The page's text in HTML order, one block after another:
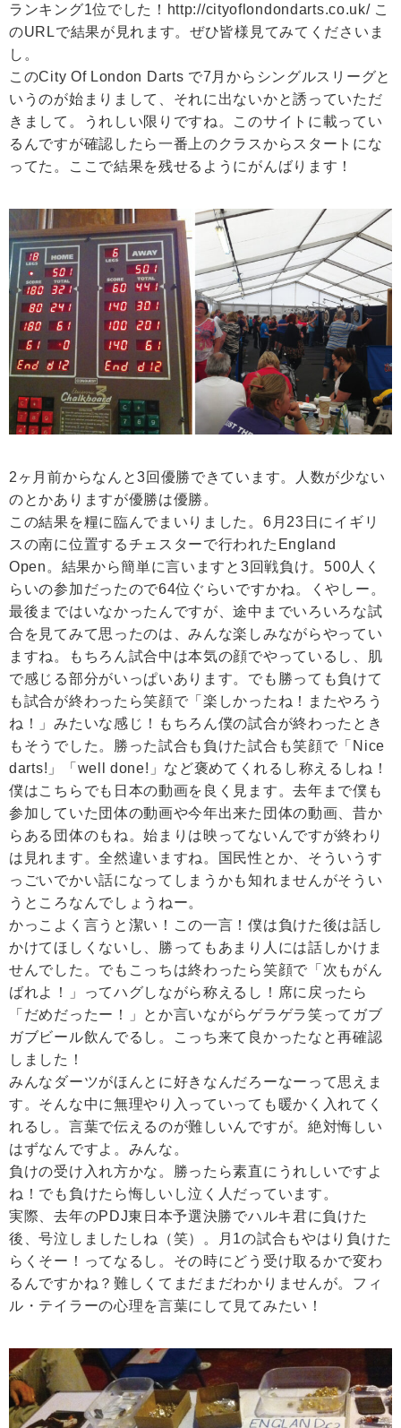
ランキング1位でした！http://cityoflondondarts.co.uk/ こ
のURLで結果が見れます。ぜひ皆様見てみてくださいま
し。
このCity Of London Darts で7月からシングルスリーグと
いうのが始まりまして、それに出ないかと誘っていただ
きまして。うれしい限りですね。このサイトに載ってい
るんですが確認したら一番上のクラスからスタートにな
ってた。ここで結果を残せるようにがんばります！
2ヶ月前からなんと3回優勝できています。人数が少ない
のとかありますが優勝は優勝。
この結果を糧に臨んでまいりました。6月23日にイギリ
スの南に位置するチェスターで行われたEngland
Open。結果から簡単に言いますと3回戦負け。500人く
らいの参加だったので64位ぐらいですかね。くやしー。
最後まではいなかったんですが、途中までいろいろな試
合を見てみて思ったのは、みんな楽しみながらやってい
ますね。もちろん試合中は本気の顔でやっているし、肌
で感じる部分がいっぱいあります。でも勝っても負けて
も試合が終わったら笑顔で「楽しかったね！またやろう
ね！」みたいな感じ！もちろん僕の試合が終わったとき
もそうでした。勝った試合も負けた試合も笑顔で「Nice
darts!」「well done!」など褒めてくれるし称えるしね！
僕はこちらでも日本の動画を良く見ます。去年まで僕も
参加していた団体の動画や今年出来た団体の動画、昔か
らある団体のもね。始まりは映ってないんですが終わり
は見れます。全然違いますね。国民性とか、そういうす
っごいでかい話になってしまうかも知れませんがそうい
うところなんでしょうねー。
かっこよく言うと潔い！この一言！僕は負けた後は話し
かけてほしくないし、勝ってもあまり人には話しかけま
せんでした。でもこっちは終わったら笑顔で「次もがん
ばれよ！」ってハグしながら称えるし！席に戻ったら
「だめだったー！」とか言いながらゲラゲラ笑ってガブ
ガブビール飲んでるし。こっち来て良かったなと再確認
しました！
みんなダーツがほんとに好きなんだろーなーって思えま
す。そんな中に無理やり入っていっても暖かく入れてく
れるし。言葉で伝えるのが難しいんですが。絶対悔しい
はずなんですよ。みんな。
負けの受け入れ方かな。勝ったら素直にうれしいですよ
ね！でも負けたら悔しいし泣く人だっています。
実際、去年のPDJ東日本予選決勝でハルキ君に負けた
後、号泣しましたしね（笑）。月1の試合もやはり負けた
らくそー！ってなるし。その時にどう受け取るかで変わ
るんですかね？難しくてまだまだわかりませんが。フィ
ル・テイラーの心理を言葉にして見てみたい！